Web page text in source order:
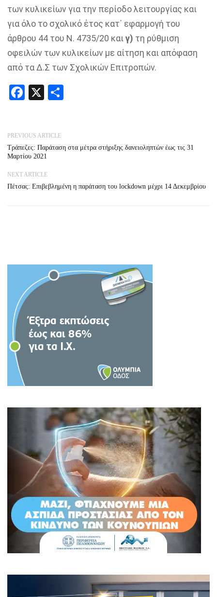
των κυλικείων για την περίοδο λειτουργίας και
για όλο το σχολικό έτος κατ΄ εφαρμογή του
άρθρου 44 του Ν. 4735/20 καιγ) τη ρύθμιση
οφειλών των κυλικείων με αίτηση και απόφαση
από τα Δ.Σ των Σχολικών Επιτροπών.
Facebook
X
PREVIOUS ARTICLE
Τράπεζες: Παράταση στα μέτρα στήριξης δανειοληπτών έως τις 31
Μαρτίου 2021
NEXT ARTICLE
Πέτσας: Επιβεβλημένη η παράταση του lockdown μέχρι 14 Δεκεμβρίου